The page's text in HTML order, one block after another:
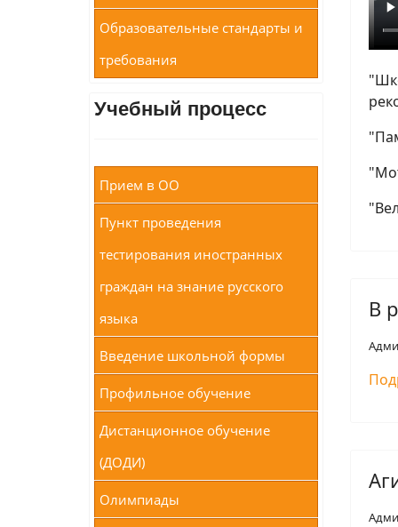
Образовательные стандарты и
требования
Учебный процесс
Прием в ОО
Пункт проведения
тестирования иностранных
граждан на знание русского
языка
Введение школьной формы
Профильное обучение
Дистанционное обучение
(ДОДИ)
Олимпиады
В